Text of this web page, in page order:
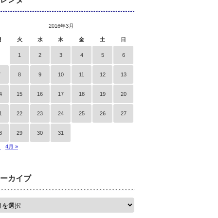
2016年3月
火 水 木 金 土 日
1 2 3 4 5 6
8 9 10 11 12 13
15 16 17 18 19 20
22 23 24 25 26 27
29 30 31
4月 »
カイブ